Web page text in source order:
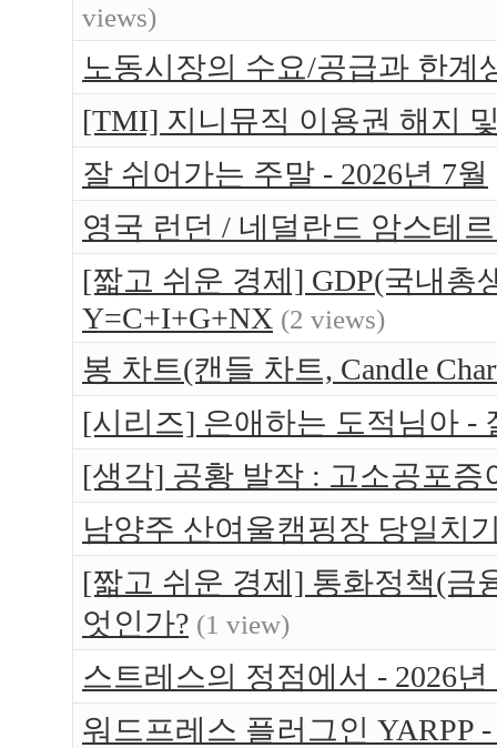
views)
노동시장의 수요/공급과 한계
[TMI] 지니뮤직 이용권 해지
잘 쉬어가는 주말 - 2026년 7월
영국 런던 / 네덜란드 암스테
[짧고 쉬운 경제] GDP(국내총
Y=C+I+G+NX (2 views)
봉 차트(캔들 차트, Candle
[시리즈] 은애하는 도적님아 -
[생각] 공황 발작 : 고소공포증
남양주 산여울캠핑장 당일치
[짧고 쉬운 경제] 통화정책(금
엇인가? (1 view)
스트레스의 정점에서 - 2026년
워드프레스 플러그인 YARPP